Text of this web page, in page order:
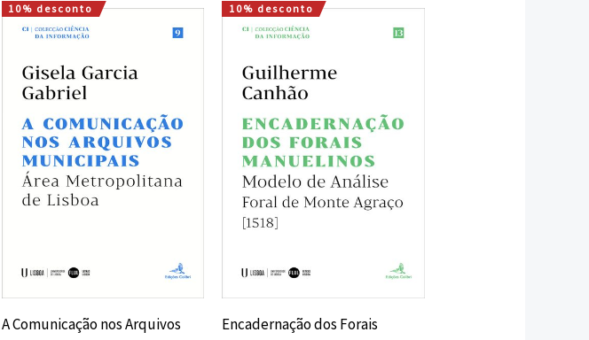
10% desconto
A Comunicação nos Arquivos
O
preço
era:
15,00 €.
O
preço
é:
13,50 €.
10% desconto
Encadernação dos Forais
O
preço
era:
16,00 €.
O
preço
é:
14,40 €.